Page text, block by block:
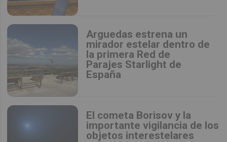
Arguedas estrena un
mirador estelar dentro de
la primera Red de
Parajes Starlight de
España
El cometa Borisov y la
importante vigilancia de los
objetos interestelares